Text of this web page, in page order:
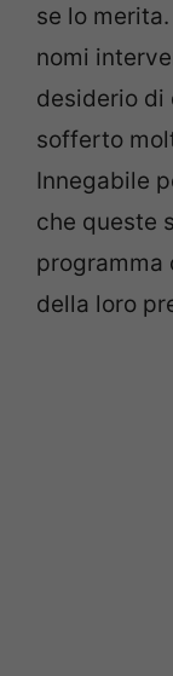
se lo
nomi
desiderio di
sofferto
Innegabile
che queste
programma
della loro